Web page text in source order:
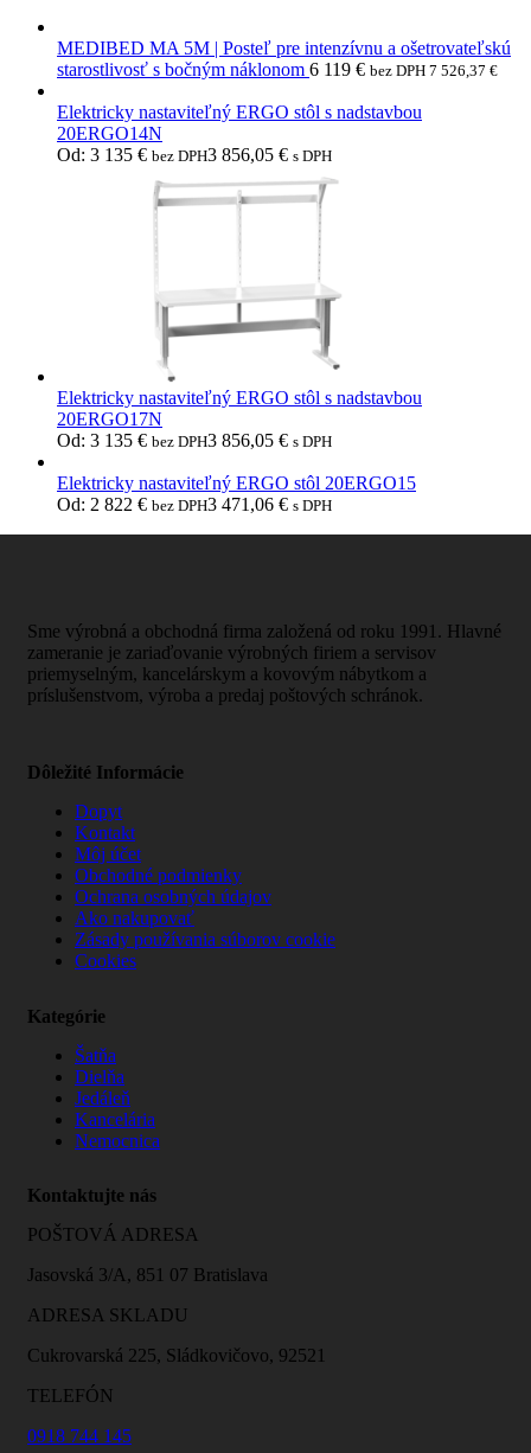
MEDIBED MA 5M | Posteľ pre intenzívnu a ošetrovateľskú
starostlivosť s bočným náklonom 6 119 € bez DPH 7 526,37 €
Elektricky nastaviteľný ERGO stôl s nadstavbou
20ERGO14N
Od: 3 135 € bez DPH3 856,05 € s DPH
Elektricky nastaviteľný ERGO stôl s nadstavbou
20ERGO17N
Od: 3 135 € bez DPH3 856,05 € s DPH
Elektricky nastaviteľný ERGO stôl 20ERGO15
Od: 2 822 € bez DPH3 471,06 € s DPH
Sme výrobná a obchodná firma založená od roku 1991. Hlavné
zameranie je zariaďovanie výrobných firiem a servisov
priemyselným, kancelárskym a kovovým nábytkom a
príslušenstvom, výroba a predaj poštových schránok.
Dôležité Informácie
Dopyt
Kontakt
Môj účet
Obchodné podmienky
Ochrana osobných údajov
Ako nakupovať
Zásady používania súborov cookie
Cookies
Kategórie
Šatňa
Dielňa
Jedáleň
Kancelária
Nemocnica
Kontaktujte nás
POŠTOVÁ ADRESA
Jasovská 3/A, 851 07 Bratislava
ADRESA SKLADU
Cukrovarská 225, Sládkovičovo, 92521
TELEFÓN
0918 744 145